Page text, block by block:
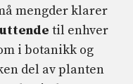
mengder klarer
til enhver
i botanikk og
del av planten